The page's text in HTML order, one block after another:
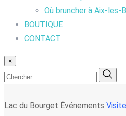
Où bruncher à Aix-les-
BOUTIQUE
CONTACT
×
Lac du Bourget Événements